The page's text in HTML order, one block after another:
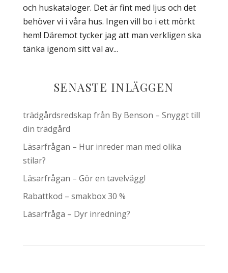
och huskataloger. Det är fint med ljus och det
behöver vi i våra hus. Ingen vill bo i ett mörkt
hem! Däremot tycker jag att man verkligen ska
tänka igenom sitt val av...
SENASTE INLÄGGEN
trädgårdsredskap från By Benson – Snyggt till
din trädgård
Läsarfrågan – Hur inreder man med olika
stilar?
Läsarfrågan – Gör en tavelvägg!
Rabattkod – smakbox 30 %
Läsarfråga – Dyr inredning?